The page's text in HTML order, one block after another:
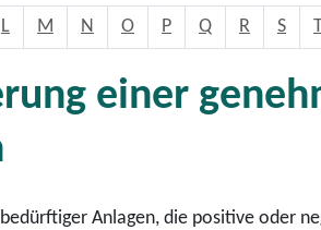
L M N O P Q R S
einer
Anlagen, die positive oder